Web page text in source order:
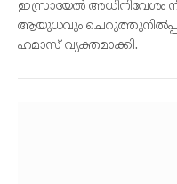
ഇസ്രായേൽ അധിനിവേശം
ആയുധവും ചെറുത്തുനിൽപ്പും
ഹമാസ് വ്യക്തമാക്കി.